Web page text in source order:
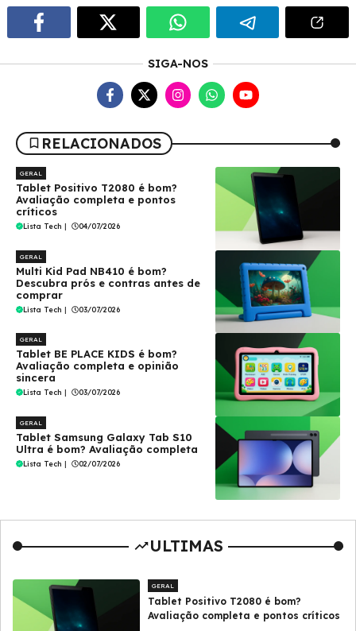
SIGA-NOS
RELACIONADOS
GERAL
Tablet Positivo T2080 é bom?
Avaliação completa e pontos
críticos
Lista Tech | 04/07/2026
GERAL
Multi Kid Pad NB410 é bom?
Descubra prós e contras antes de
comprar
Lista Tech | 03/07/2026
GERAL
Tablet BE PLACE KIDS é bom?
Avaliação completa e opinião
sincera
Lista Tech 03/07/2026
GERAL
Tablet Samsung Galaxy Tab S10
Ultra é bom? Avaliação completa
Lista Tech | 02/07/2026
ULTIMAS
GERAL
Tablet Positivo T2080 é bom?
Avaliação completa e pontos críticos